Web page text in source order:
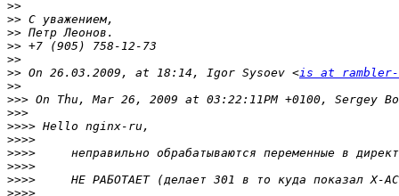
>>
>>
>>
>>
>>
>> On 26.03.2009, at 18:14, Igor Sysoev <is at
>>
>>>
>>>
>>>>
>>>>
>>>>
>>>>
>>>>
>>>>